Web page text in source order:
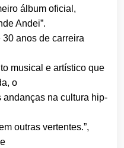
álbum oficial,
Andei”.
30 anos de carreira
musical e artístico que
o
na cultura hip-
outras vertentes.”,